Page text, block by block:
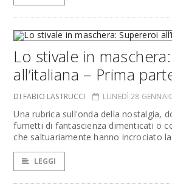
Lo stivale in
all’italiana – Prima
DI FABIO LASTRUCCI LUNEDÌ 28
Una rubrica sull'onda della nostalgia,
fumetti di fantascienza dimenticati o
che saltuariamente hanno incrociato
LEGGI